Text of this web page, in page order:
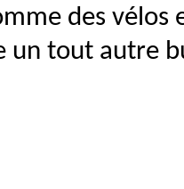
des vélos
un tout autre